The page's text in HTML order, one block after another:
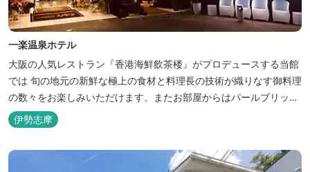
一楽温泉ホテル
大阪の人気レストラン『香港海鮮飲茶楼』がプロデュースする当館
では 旬の地元の新鮮な極上の食材と料理長の技術が織りなす御料理
の数々をお楽しみいただけます。またお部屋からはパールブリッジ
や真珠筏など、美しい景色が一望できます。「美肌の湯」として有
名な榊原温泉の運び湯を使用した大浴場も完備。
伊勢志摩